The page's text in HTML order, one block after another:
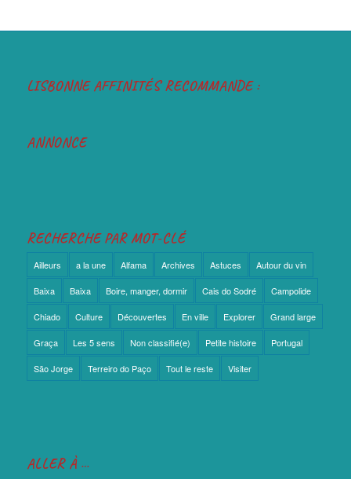
LISBONNE AFFINITÉS RECOMMANDE :
ANNONCE
RECHERCHE PAR MOT-CLÉ
Ailleurs a la une Alfama Archives Astuces Autour du vin
Baixa Baixa Boire, manger, dormir Cais do Sodré Campolide
Chiado Culture Découvertes En ville Explorer Grand large
Graça Les 5 sens Non classifié(e) Petite histoire Portugal
São Jorge Terreiro do Paço Tout le reste Visiter
ALLER À …